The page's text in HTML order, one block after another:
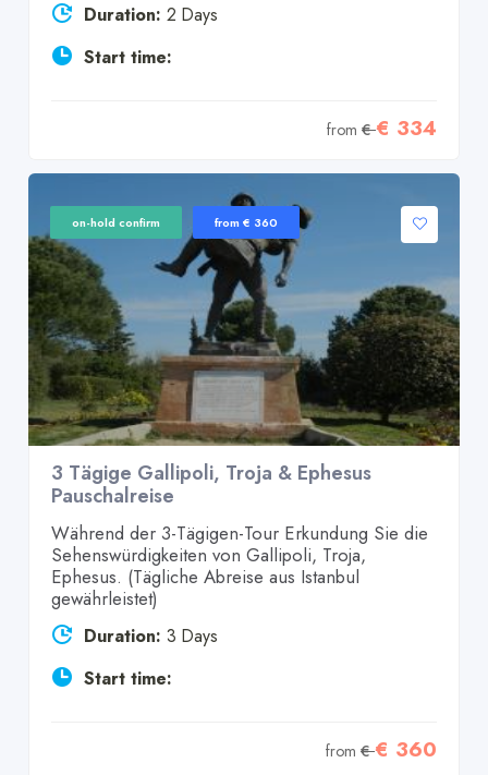
Duration: 2 Days
Start time:
from€€ 334
on-hold confirm from € 360
3 Tägige Gallipoli, Troja & Ephesus
Pauschalreise
Während der 3-Tägigen-Tour Erkundung Sie die
Sehenswürdigkeiten von Gallipoli, Troja,
Ephesus. (Tägliche Abreise aus Istanbul
gewährleistet)
Duration: 3 Days
Start time:
from€€ 360